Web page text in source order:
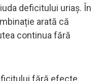
deficitului uriaș. În
arată că
continua fără
fără efecte